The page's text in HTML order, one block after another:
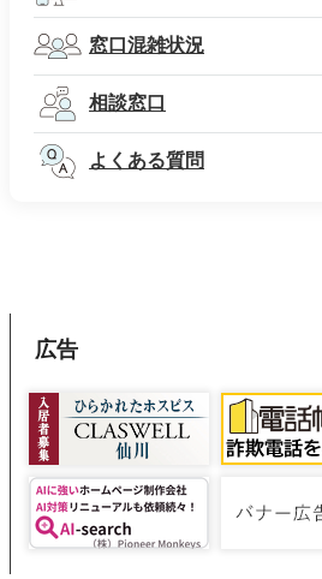
窓口混雑状況
相談窓口
よくある質問
広告